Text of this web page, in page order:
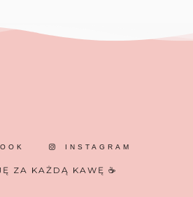
INSTAGRAM
ZA KAŻDĄ KAWĘ ☕